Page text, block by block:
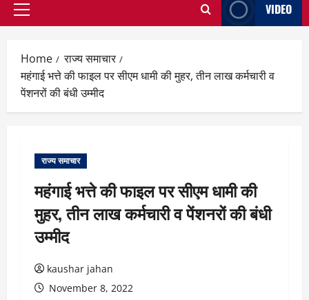
Primary
VIDEO
Home
राज्य समाचार
महंगाई भत्ते की फाइल पर सीएम धामी की मुहर, तीन लाख कर्मचारी व
पेंशनरों की बंधी उम्मीद
राज्य समाचार
महंगाई भत्ते की फाइल पर सीएम धामी की
मुहर, तीन लाख कर्मचारी व पेंशनरों की बंधी
उम्मीद
kaushar jahan
November 8, 2022